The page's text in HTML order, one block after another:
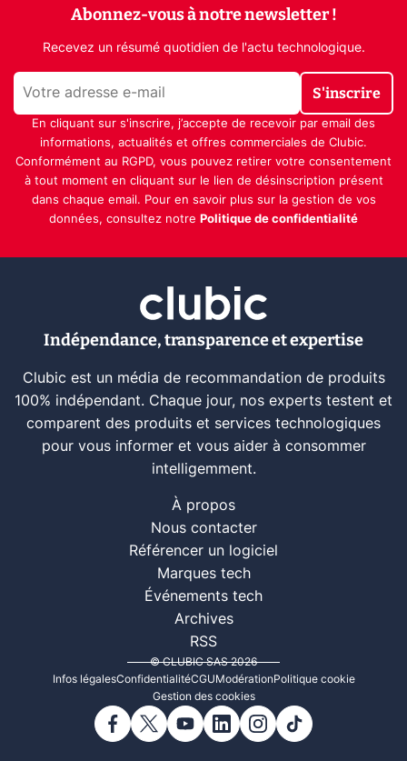
Abonnez-vous à notre newsletter !
Recevez un résumé quotidien de l'actu technologique.
S'inscrire
En cliquant sur s'inscrire, j’accepte de recevoir par email des
informations, actualités et offres commerciales de Clubic.
Conformément au RGPD, vous pouvez retirer votre consentement
à tout moment en cliquant sur le lien de désinscription présent
dans chaque email. Pour en savoir plus sur la gestion de vos
données, consultez notre Politique de confidentialité
Indépendance, transparence et expertise
Clubic est un média de recommandation de produits
100% indépendant. Chaque jour, nos experts testent et
comparent des produits et services technologiques
pour vous informer et vous aider à consommer
intelligemment.
À propos
Nous contacter
Référencer un logiciel
Marques tech
Événements tech
Archives
RSS
© CLUBIC SAS 2026
Infos légalesConfidentialitéCGUModérationPolitique cookie
Gestion des cookies